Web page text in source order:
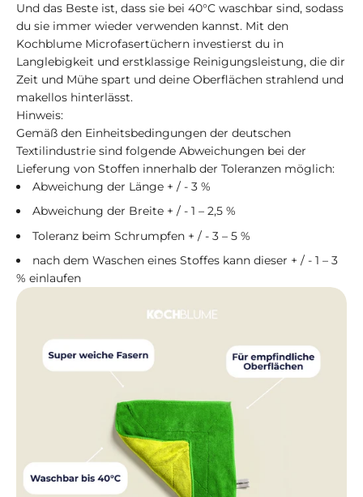
Und das Beste ist, dass sie bei 40°C waschbar sind, sodass
du sie immer wieder verwenden kannst. Mit den
Kochblume Microfasertüchern investierst du in
Langlebigkeit und erstklassige Reinigungsleistung, die dir
Zeit und Mühe spart und deine Oberflächen strahlend und
makellos hinterlässt.
Hinweis:
Gemäß den Einheitsbedingungen der deutschen
Textilindustrie sind folgende Abweichungen bei der
Lieferung von Stoffen innerhalb der Toleranzen möglich:
Abweichung der Länge + / - 3 %
Abweichung der Breite + / - 1 – 2,5 %
Toleranz beim Schrumpfen + / - 3 – 5 %
nach dem Waschen eines Stoffes kann dieser + / - 1 – 3
% einlaufen